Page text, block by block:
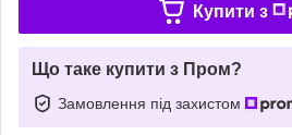
Купити з
Що таке купити з Пром?
Замовлення під захистом